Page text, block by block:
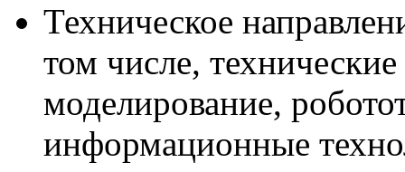
Техническое
том числе,
моделирование,
информационные